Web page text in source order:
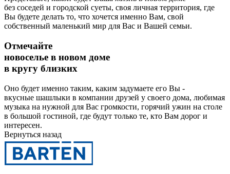
без соседей и городской суеты, своя личная территория, где
Вы будете делать то, что хочется именно Вам, свой
собственный маленький мир для Вас и Вашей семьи.
Отмечайте
новоселье в новом доме
в кругу близких
Оно будет именно таким, каким задумаете его Вы -
вкусные шашлыки в компании друзей у своего дома, любимая
музыка на нужной для Вас громкости, горячий ужин на столе
в большой гостиной, где будут только те, кто Вам дорог и
интересен.
Вернуться назад